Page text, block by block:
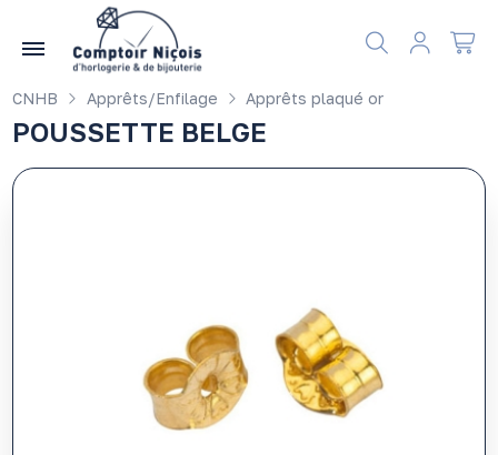
CNHB Apprêts/Enfilage Apprêts plaqué or
POUSSETTE BELGE
Gérer les préférences en matière de cookies